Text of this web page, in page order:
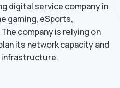
digital service company in
gaming, eSports,
company is relying on
its network capacity and
infrastructure.